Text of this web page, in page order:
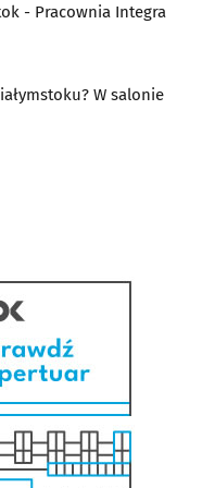
(82)
- Pracownia Integra
W salonie